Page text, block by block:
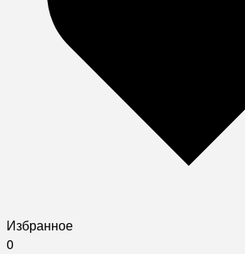
Избранное
0